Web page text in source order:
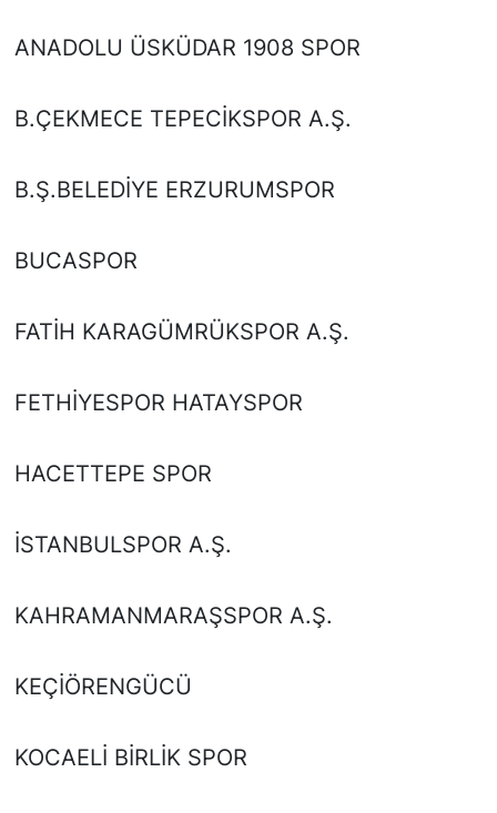
ANADOLU ÜSKÜDAR 1908 SPOR
B.ÇEKMECE TEPECİKSPOR A.Ş.
B.Ş.BELEDİYE ERZURUMSPOR
BUCASPOR
FATİH KARAGÜMRÜKSPOR A.Ş.
FETHİYESPOR HATAYSPOR
HACETTEPE SPOR
İSTANBULSPOR A.Ş.
KAHRAMANMARAŞSPOR A.Ş.
KEÇİÖRENGÜCÜ
KOCAELİ BİRLİK SPOR